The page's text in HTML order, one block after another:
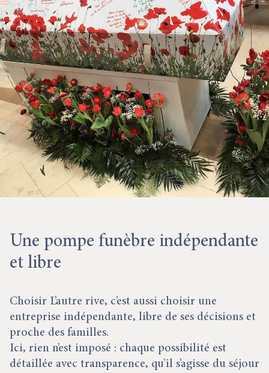
Une pompe funèbre indépendante
et libre
Choisir L’autre rive, c’est aussi choisir une
entreprise indépendante, libre de ses décisions et
proche des familles.
Ici, rien n’est imposé : chaque possibilité est
détaillée avec transparence, qu’il s’agisse du séjour